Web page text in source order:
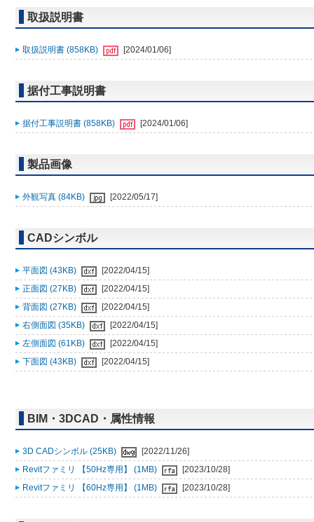
取扱説明書
取扱説明書 (858KB) [2024/01/06]
据付工事説明書
据付工事説明書 (858KB) [2024/01/06]
製品画像
外観写真 (84KB) [2022/05/17]
CADシンボル
平面図 (43KB)
[2022/04/15]
正面図 (27KB)
[2022/04/15]
背面図 (27KB)
[2022/04/15]
右側面図 (35KB)
[2022/04/15]
左側面図 (61KB)
[2022/04/15]
下面図 (43KB)
[2022/04/15]
BIM・3DCAD・属性情報
3D CADシンボル (25KB)
[2022/11/26]
Revitファミリ 【50Hz専用】 (1MB)
[2023/10/28]
Revitファミリ 【60Hz専用】 (1MB)
[2023/10/28]